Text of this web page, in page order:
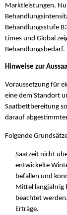
Marktleistungen.
Behandlungsstufe
Limes und Global
Behandlungsbedarf.
Hinweise zur
Voraussetzung für
eine dem Standort
Saatbettbereitung
darauf
Folgende
Saatzeit nicht
entwickelte
befallen und
Mittel langjährig
beachtet
Erträge.